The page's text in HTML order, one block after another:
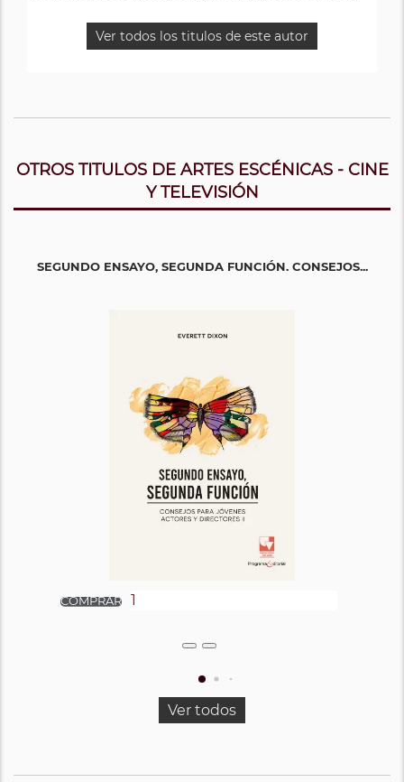
Ver todos los titulos de este autor
OTROS TITULOS DE ARTES ESCÉNICAS - CINE
Y TELEVISIÓN
SEGUNDO ENSAYO, SEGUNDA FUNCIÓN. CONSEJOS...
Ver todos